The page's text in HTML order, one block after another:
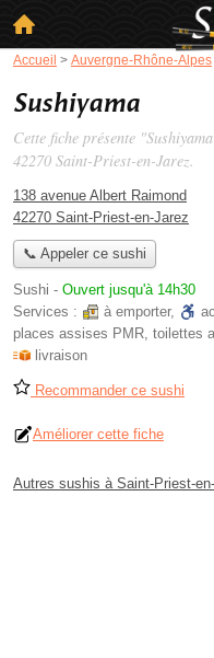
Accueil > Auvergne-Rhône-Alpes
Sushiyama
Cette fiche présente
42270 Saint-Priest-en-Jarez.
138 avenue Albert Raimond
42270 Saint-Priest-en-Jarez
📞 Appeler ce sushi
Sushi - Ouvert jusqu'à 14h30
Services :
à emporter,
places assises PMR, toilettes
livraison
Recommander ce sushi
Améliorer cette fiche
Autres sushis à Saint-Priest-